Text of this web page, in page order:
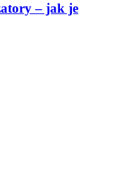
– jak je